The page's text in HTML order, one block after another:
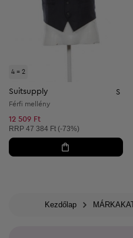
4 = 2
Suitsupply S
Férfi mellény
12 509 Ft
Ajánlott ár:
RRP 47 384 Ft (-73%)
Kezdőlap